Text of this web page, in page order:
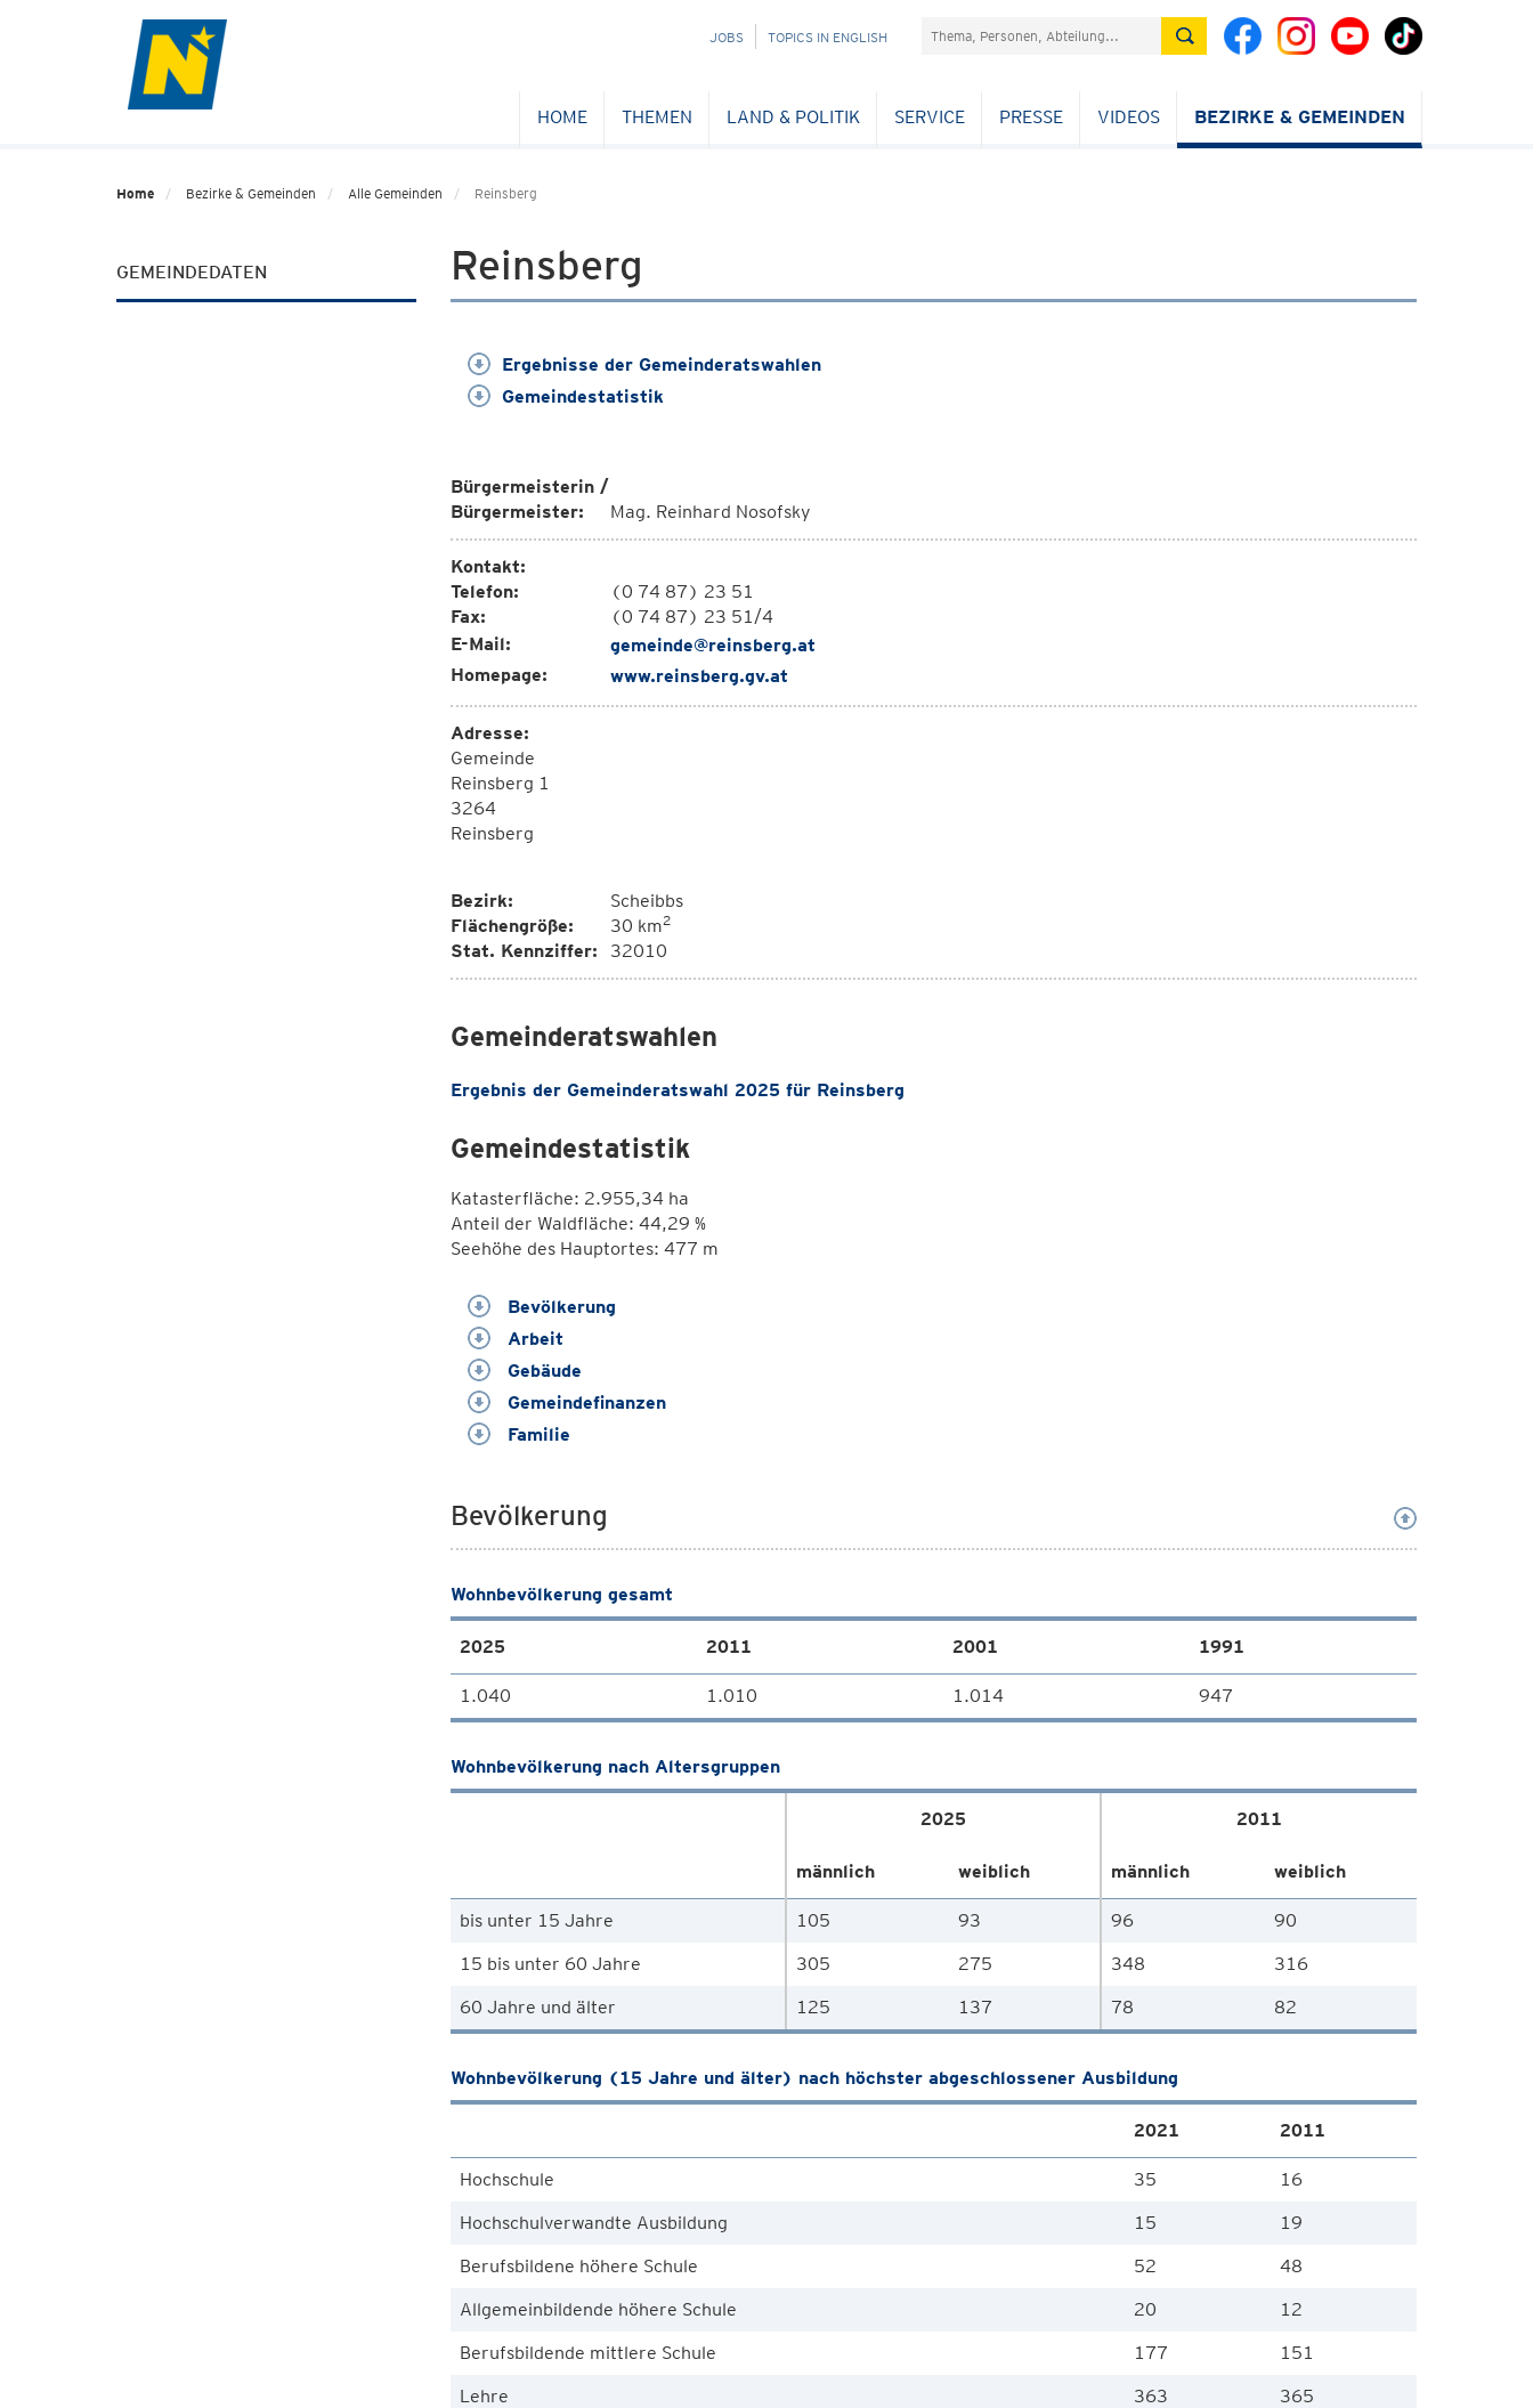
NAVIGATION
JOBS TOPICS IN ENGLISH Suchefeld
HOME THEMEN LAND & POLITIK SERVICE PRESSE VIDEOS BEZIRKE & GEMEINDEN
Home Bezirke & Gemeinden Alle Gemeinden Reinsberg
GEMEINDEDATEN Reinsberg
Ergebnisse der Gemeinderatswahlen
Gemeindestatistik
Bürgermeisterin /
Bürgermeister:
Mag. Reinhard Nosofsky
Kontakt:
Telefon:
(0 74 87) 23 51
Fax:
(0 74 87) 23 51/4
E-Mail:
gemeinde@reinsberg.at
Homepage:
www.reinsberg.gv.at
Adresse:
Gemeinde
Reinsberg 1
3264
Reinsberg
Bezirk:
Scheibbs
Flächengröße:
30 km2
Stat. Kennziffer: 32010
Gemeinderatswahlen
Ergebnis der Gemeinderatswahl 2025 für Reinsberg
Gemeindestatistik
Katasterfläche: 2.955,34 ha
Anteil der Waldfläche: 44,29 %
Seehöhe des Hauptortes: 477 m
Bevölkerung
Arbeit
Gebäude
Gemeindefinanzen
Familie
Bevölkerung
Wohnbevölkerung gesamt
2025 2011 2001 1991
1.040 1.010 1.014 947
Wohnbevölkerung nach Altersgruppen
2025 2011
männlich weiblich männlich weiblich
bis unter 15 Jahre 105 93 96
90
15 bis unter 60 Jahre
305 275 348
316
60 Jahre und älter
125 137 78 82
Wohnbevölkerung (15 Jahre und älter) nach höchster abgeschlossener Ausbildung
2021 2011
Hochschule 35
16
Hochschulverwandte Ausbildung
15
19
Berufsbildene höhere Schule
52
48
Allgemeinbildende höhere Schule
20
12
Berufsbildende mittlere Schule
177
151
Lehre
363
365